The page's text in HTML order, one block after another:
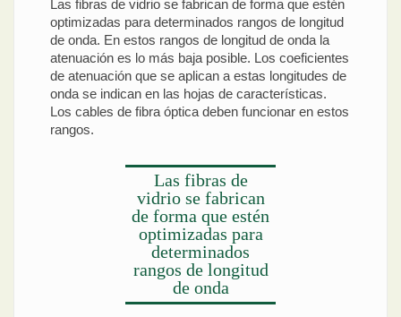
Las fibras de vidrio se fabrican de forma que estén
optimizadas para determinados rangos de longitud
de onda. En estos rangos de longitud de onda la
atenuación es lo más baja posible. Los coeficientes
de atenuación que se aplican a estas longitudes de
onda se indican en las hojas de características.
Los cables de fibra óptica deben funcionar en estos
rangos.
Las fibras de
vidrio se fabrican
de forma que estén
optimizadas para
determinados
rangos de longitud
de onda